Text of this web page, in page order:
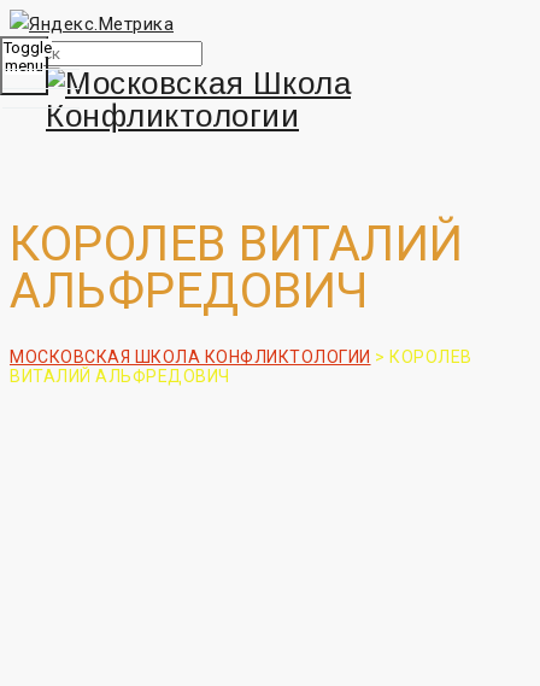
Toggle
menu
КОРОЛЕВ ВИТАЛИЙ
АЛЬФРЕДОВИЧ
МОСКОВСКАЯ ШКОЛА КОНФЛИКТОЛОГИИ > КОРОЛЕВ
ВИТАЛИЙ АЛЬФРЕДОВИЧ